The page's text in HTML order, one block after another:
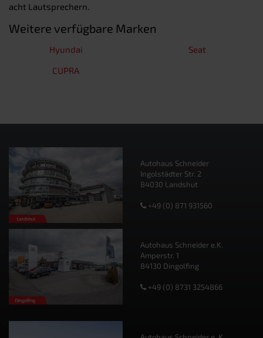
acht Lautsprechern.
Weitere verfügbare Marken
Hyundai
Seat
CUPRA
Autohaus Schneider
Ingolstädter Str. 2
84030 Landshut
+49 (0) 871 931560
Autohaus Schneider e.K.
Amperstr. 1
84130 Dingolfing
+49 (0) 8731 3254866